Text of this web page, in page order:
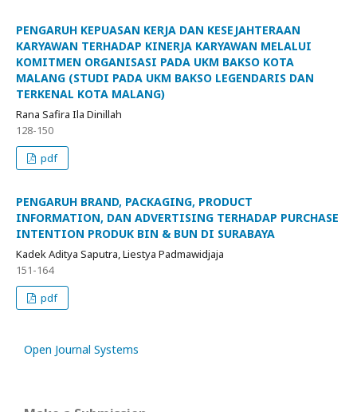
PENGARUH KEPUASAN KERJA DAN KESEJAHTERAAN
KARYAWAN TERHADAP KINERJA KARYAWAN MELALUI
KOMITMEN ORGANISASI PADA UKM BAKSO KOTA
MALANG (STUDI PADA UKM BAKSO LEGENDARIS DAN
TERKENAL KOTA MALANG)
Rana Safira Ila Dinillah
128-150
pdf
PENGARUH BRAND, PACKAGING, PRODUCT
INFORMATION, DAN ADVERTISING TERHADAP PURCHASE
INTENTION PRODUK BIN & BUN DI SURABAYA
Kadek Aditya Saputra, Liestya Padmawidjaja
151-164
pdf
Open Journal Systems